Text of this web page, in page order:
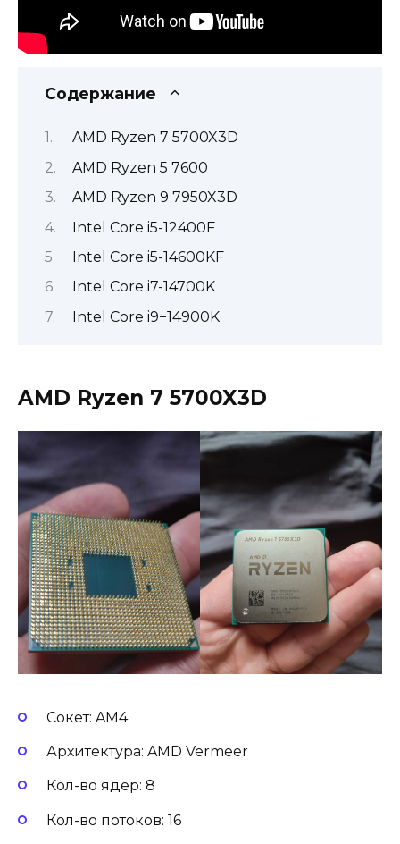
Содержание
AMD Ryzen 7 5700X3D
AMD Ryzen 5 7600
AMD Ryzen 9 7950X3D
Intel Core i5-12400F
Intel Core i5-14600KF
Intel Core i7-14700K
Intel Core i9−14900K
AMD Ryzen 7 5700X3D
Сокет: AM4
Архитектура: AMD Vermeer
Кол-во ядер: 8
Кол-во потоков: 16